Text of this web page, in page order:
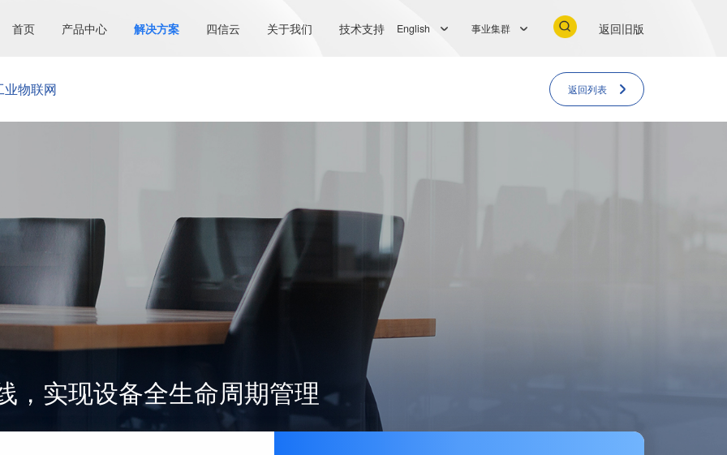
首页 产品中心 解决方案 四信云 关于我们 技术支持 English 事业集群 返回旧版
业物联网 返回列表
，实现设备全生命周期管理